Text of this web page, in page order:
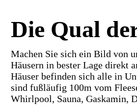
Die Qual
Machen Sie sich ein Bild von
Häusern in bester Lage direkt
Häuser befinden sich alle in
sind fußläufig 100m vom
Whirlpool, Sauna, Gaskamin,